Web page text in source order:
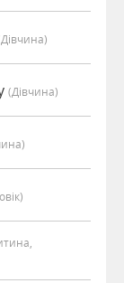
(дівчина)